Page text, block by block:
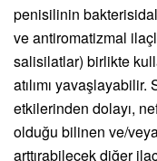
penisilinin
ve antiromatizmal
salisilatlar) birlikte
atılımı
etkilerinden dolayı,
olduğu bilinen ve/
arttırabilecek diğer